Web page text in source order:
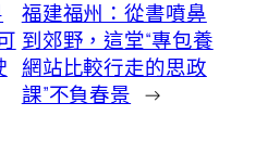
福建福州：從書噴鼻
到郊野，這堂“專包養
網站比較行走的思政
課”不負春景 →